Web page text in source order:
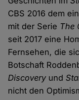
CBS 2016 dem
mit der Serie The
seit 2017 eine
Fernsehen, die
Botschaft
Discoveryund
nicht den